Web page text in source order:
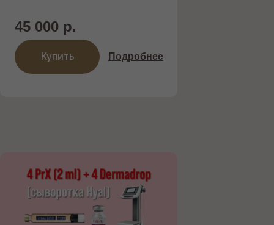
Подробнее
45 000 р.
Купить